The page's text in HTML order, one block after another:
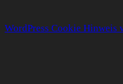
WordPress Cookie Hinweis